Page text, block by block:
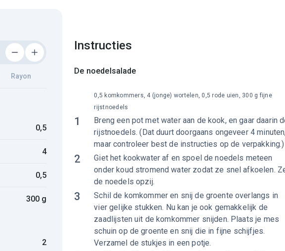
Rayon
0,5
4
0,5
300 g
2
Instructies
De noedelsalade
1
Breng een pot met water aan de kook, en gaar daarin
rijstnoedels. (Dat duurt doorgaans ongeveer 4
maar controleer best de instructies op de verpakking.)
0,5 komkommers, 4 (jonge) wortelen, 0,5 rode uien, 300 g fijne
rijstnoedels
2
Giet het kookwater af en spoel de noedels meteen
onder koud stromend water zodat ze snel afkoelen.
de noedels opzij.
3
Schil de komkommer en snij de groente overlangs in
vier gelijke stukken. Nu kan je ook gemakkelijk de
zaadlijsten uit de komkommer snijden. Plaats je mes
schuin op de groente en snij die in fijne schijfjes.
Verzamel de stukjes in een potje.